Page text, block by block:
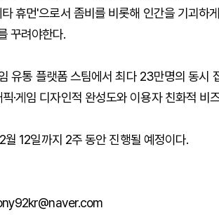
휴먼'으로서 좀비를 비롯해 인간을 기괴하
꾸려야한다.
유통 플랫폼 스팀에서 최다 23만명의 동시
·게임 디자인적 완성도와 이용자 친화적 비
12일까지 2주 동안 진행될 예정이다.